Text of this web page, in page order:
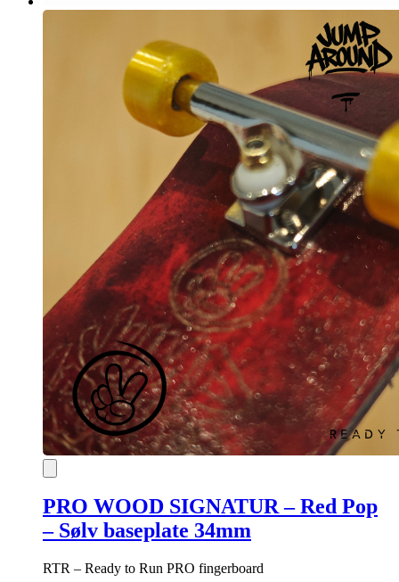
PRO WOOD SIGNATUR – Red Pop
– Sølv baseplate 34mm
RTR – Ready to Run PRO fingerboard